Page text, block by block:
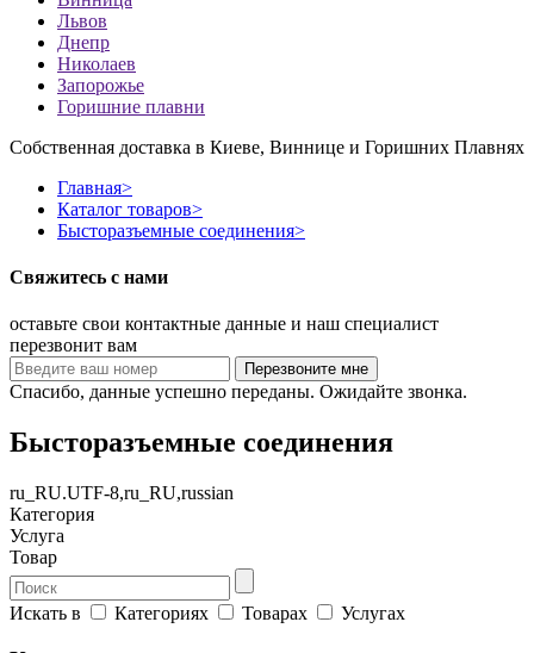
Львов
Днепр
Николаев
Запорожье
Горишние плавни
Собственная доставка в Киеве, Виннице и Горишних Плавнях
Главная>
Каталог товаров>
Бысторазъемные соединения>
Свяжитесь с нами
оставьте свои контактные данные и наш специалист
перезвонит вам
Спасибо, данные успешно переданы. Ожидайте звонка.
Бысторазъемные соединения
ru_RU.UTF-8,ru_RU,russian
Категория
Услуга
Товар
Искать в Категориях Товарах Услугах